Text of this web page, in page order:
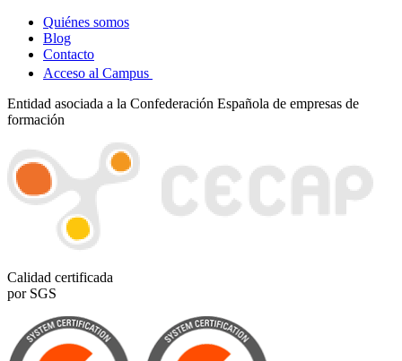
Quiénes somos
Blog
Contacto
Acceso al Campus
Entidad asociada a la Confederación Española de empresas de
formación
Calidad certificada
por SGS